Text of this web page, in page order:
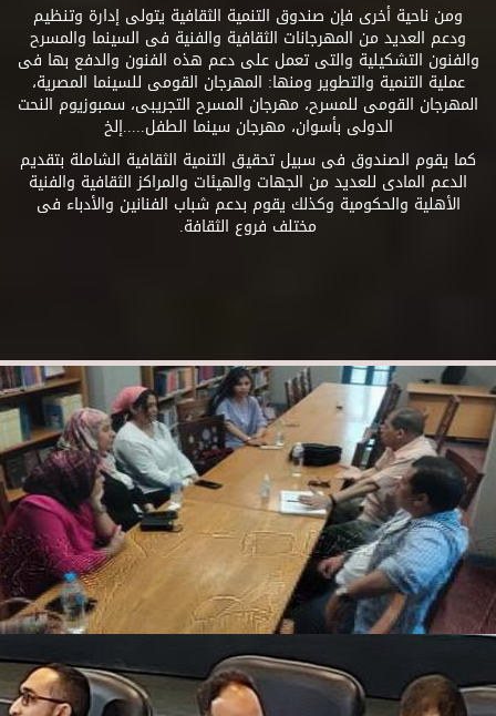
ومن ناحية أخرى فإن صندوق التنمية الثقافية يتولى إدارة وتنظيم
ودعم العديد من المهرجانات الثقافية والفنية فى السينما والمسرح
والفنون التشكيلية والتى تعمل على دعم هذه الفنون والدفع بها فى
عملية التنمية والتطوير ومنها: المهرجان القومى للسينما المصرية،
المهرجان القومى للمسرح، مهرجان المسرح التجريبى، سمبوزيوم النحت
الدولى بأسوان، مهرجان سينما الطفل.....إلخ
كما يقوم الصندوق فى سبيل تحقيق التنمية الثقافية الشاملة بتقديم
الدعم المادى للعديد من الجهات والهيئات والمراكز الثقافية والفنية
الأهلية والحكومية وكذلك يقوم بدعم شباب الفنانين والأدباء فى
مختلف فروع الثقافة.